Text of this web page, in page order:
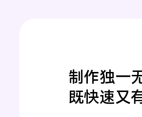
制作独一
既快速又